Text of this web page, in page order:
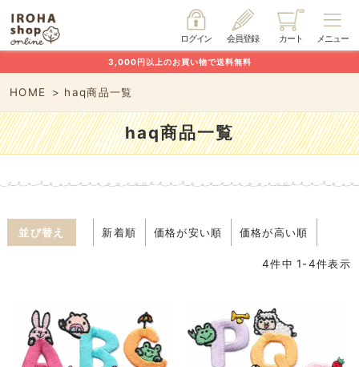
メニュー
カート
会員登録
ログイン
3,000円以上のお買い物で送料無料
HOME haq商品一覧
haq商品一覧
並び替え 新着順 価格が安い順 価格が高い順
4件中 1-4件表示